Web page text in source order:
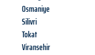
Osmaniye
Silivri
Tokat
Viransehir